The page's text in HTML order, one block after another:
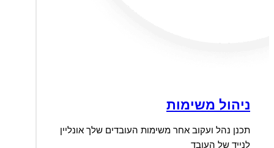
ניהול משימות
תכנן נהל ועקוב אחר משימות העובדים שלך אונליין
לנייד של העובד